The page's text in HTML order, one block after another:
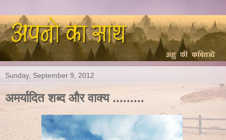
Sunday, September 9, 2012
अमर्यादित शब्द और वाक्य .........